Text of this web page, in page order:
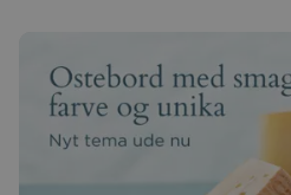
krydderier og andre råvarer.
salater, fransk squashtærte
Rigtig god dag.